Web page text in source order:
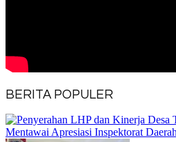
BERITA POPULER